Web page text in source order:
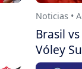
Noticias •
Brasil
Vóley